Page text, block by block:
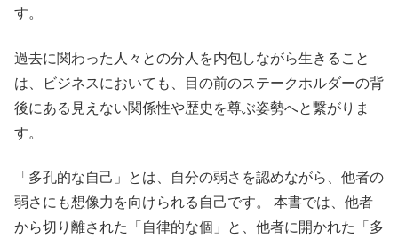
す。
過去に関わった人々との分人を内包しながら生きること
は、ビジネスにおいても、目の前のステークホルダーの背
後にある見えない関係性や歴史を尊ぶ姿勢へと繋がりま
す。
「多孔的な自己」とは、自分の弱さを認めながら、他者の
弱さにも想像力を向けられる自己です。 本書では、他者
から切り離された「自律的な個」と、他者に開かれた「多